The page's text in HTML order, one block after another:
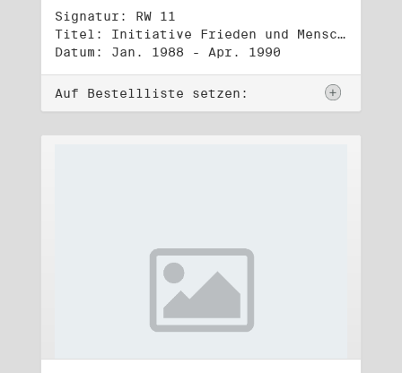
Signatur: RW 11
Titel: Initiative Frieden und Menschenrechte (1)
Datum: Jan. 1988 - Apr. 1990
Auf Bestellliste setzen: